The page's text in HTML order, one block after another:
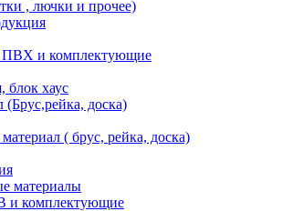
, лючки и прочее)
ПВХ и комплектующие
блок хаус
доска)
( брус, рейка, доска)
материалы
и комплектующие